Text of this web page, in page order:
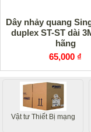
Dây nhảy quang
duplex ST-ST dài
hãng
65,000 ₫
Vật tư Thiết Bị mạng